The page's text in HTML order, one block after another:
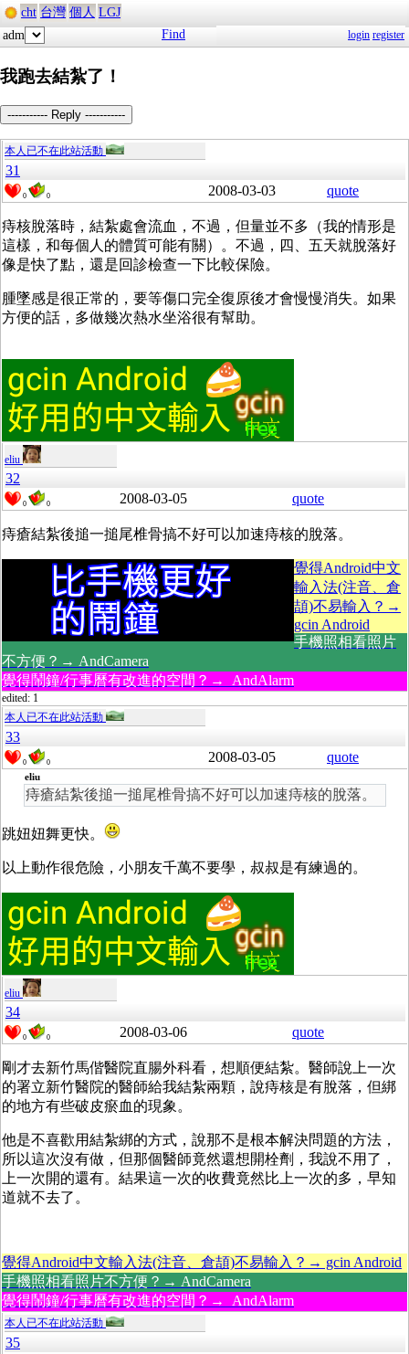
cht 台灣 個人 LGJ
adm
Find login register
我跑去結紮了！
----------- Reply -----------
本人已不在此站活動
31
0 0 2008-03-03 quote
痔核脫落時，結紮處會流血，不過，但量並不多（我的情形是
這樣，和每個人的體質可能有關）。不過，四、五天就脫落好
像是快了點，還是回診檢查一下比較保險。
腫墜感是很正常的，要等傷口完全復原後才會慢慢消失。如果
方便的話，多做幾次熱水坐浴很有幫助。
eliu
32
0 0 2008-03-05 quote
痔瘡結紮後搥一搥尾椎骨搞不好可以加速痔核的脫落。
覺得Android中文
輸入法(注音、倉
頡)不易輸入？→
gcin Android
手機照相看照片
不方便？→ AndCamera
覺得鬧鐘/行事曆有改進的空間？→ AndAlarm
edited: 1
本人已不在此站活動
33
0 0 2008-03-05 quote
eliu
痔瘡結紮後搥一搥尾椎骨搞不好可以加速痔核的脫落。
跳妞妞舞更快。
以上動作很危險，小朋友千萬不要學，叔叔是有練過的。
eliu
34
0 0 2008-03-06 quote
剛才去新竹馬偕醫院直腸外科看，想順便結紮。醫師說上一次
的署立新竹醫院的醫師給我結紮兩顆，說痔核是有脫落，但綁
的地方有些破皮瘀血的現象。
他是不喜歡用結紮綁的方式，說那不是根本解決問題的方法，
所以這次沒有做，但那個醫師竟然還想開栓劑，我說不用了，
上一次開的還有。結果這一次的收費竟然比上一次的多，早知
道就不去了。
覺得Android中文輸入法(注音、倉頡)不易輸入？→ gcin Android
手機照相看照片不方便？→ AndCamera
覺得鬧鐘/行事曆有改進的空間？→ AndAlarm
本人已不在此站活動
35